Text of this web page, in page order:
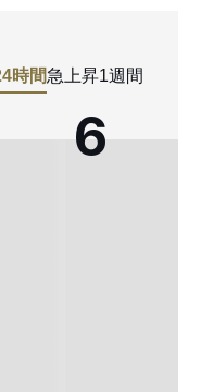
時間急上昇1週間